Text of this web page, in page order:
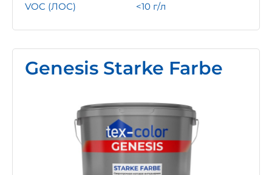
VOC (ЛОС)
<10 г/л
Genesis Starke Farbe